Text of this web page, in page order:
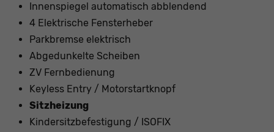
Innenspiegel automatisch abblendend
4 Elektrische Fensterheber
Parkbremse elektrisch
Abgedunkelte Scheiben
ZV Fernbedienung
Keyless Entry / Motorstartknopf
Sitzheizung
Kindersitzbefestigung / ISOFIX